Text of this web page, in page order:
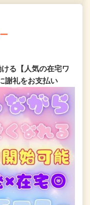
る【人気の在宅ワ
謝礼をお支払い